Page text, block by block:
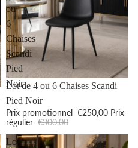
ou
6
Chaises
Scandi
Pied
Noir
Promotion
Lot de 4 ou 6 Chaises Scandi
Pied Noir
Prix promotionnel €250,00 Prix
régulier €300,00
Lot